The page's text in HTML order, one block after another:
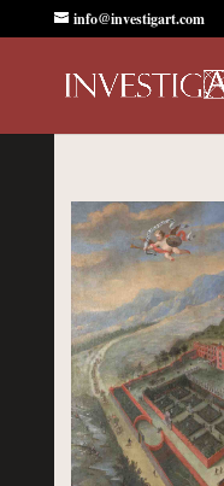
info@investigart.com